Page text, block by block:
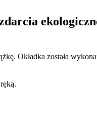
Okładka została